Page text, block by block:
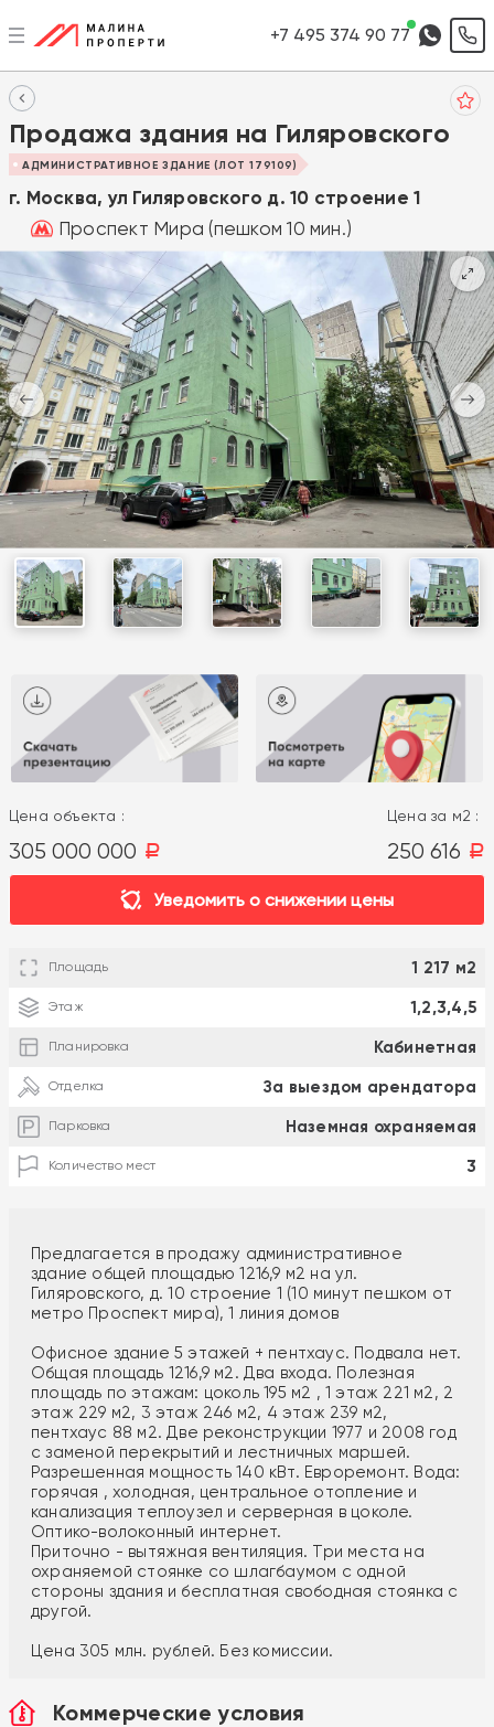
+7 495 374 90 77
Продажа здания на Гиляровского
АДМИНИСТРАТИВНОЕ ЗДАНИЕ (ЛОТ 179109)
г. Москва, ул Гиляровского д. 10 строение 1
Проспект Мира (пешком 10 мин.)
Цена объекта :
305 000 000 a
Цена за м2 :
250 616 a
Уведомить о снижении цены
Площадь 1 217 м2
Этаж 1,2,3,4,5
Планировка Кабинетная
Отделка За выездом арендатора
Парковка Наземная охраняемая
Количество мест 3
Предлагается в продажу административное
здание общей площадью 1216,9 м2 на ул.
Гиляровского, д. 10 строение 1 (10 минут пешком от
метро Проспект мира), 1 линия домов
Офисное здание 5 этажей + пентхаус. Подвала нет.
Общая площадь 1216,9 м2. Два входа. Полезная
площадь по этажам: цоколь 195 м2 , 1 этаж 221 м2, 2
этаж 229 м2, 3 этаж 246 м2, 4 этаж 239 м2,
пентхаус 88 м2. Две реконструкции 1977 и 2008 год
с заменой перекрытий и лестничных маршей.
Разрешенная мощность 140 кВт. Евроремонт. Вода:
горячая , холодная, центральное отопление и
канализация теплоузел и серверная в цоколе.
Оптико-волоконный интернет.
Приточно - вытяжная вентиляция. Три места на
охраняемой стоянке со шлагбаумом с одной
стороны здания и бесплатная свободная стоянка с
другой.
Цена 305 млн. рублей. Без комиссии.
Коммерческие условия